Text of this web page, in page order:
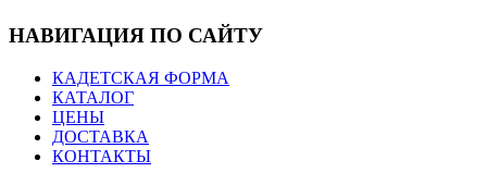
НАВИГАЦИЯ ПО САЙТУ
КАДЕТСКАЯ ФОРМА
КАТАЛОГ
ЦЕНЫ
ДОСТАВКА
КОНТАКТЫ